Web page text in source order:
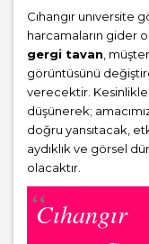
Cıhangır unıversite
harcamaların gider
gergi tavan ,
görüntüsünü
verecektir.
düşünerek;
doğru yansıtacak,
aydıklık ve görsel
olacaktır.